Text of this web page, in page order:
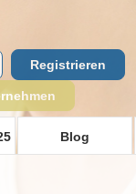
Blog
Registrieren